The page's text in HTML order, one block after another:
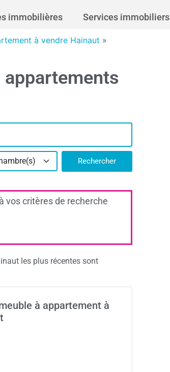
immobilières Services immobiliers
à vendre Hainaut »
Rechercher
vos critères de recherche
les plus récentes sont
à appartement à